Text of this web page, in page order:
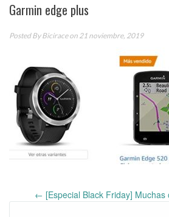
Garmin edge plus
Posted ByBiciraceon 21 noviembre, 2019
Post
← [Especial Black Friday]